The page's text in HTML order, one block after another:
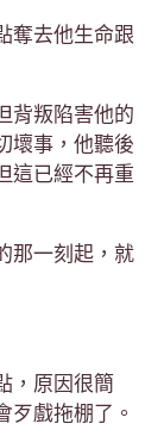
奪去他生命跟
背叛陷害他的
壞事，他聽後
這已經不再重
那一刻起，就
，原因很簡
歹戲拖棚了。